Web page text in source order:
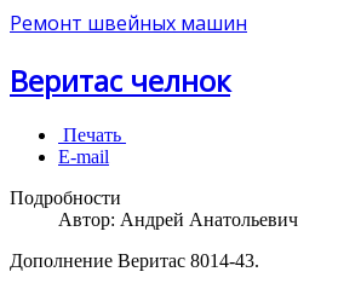
Ремонт швейных машин
Веритас челнок
Печать
E-mail
Подробности
Автор: Андрей Анатольевич
Дополнение Веритас 8014-43.